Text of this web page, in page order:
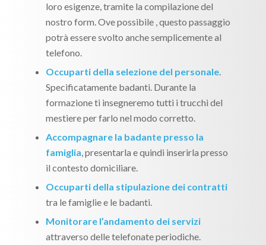
loro esigenze, tramite la compilazione del
nostro form. Ove possibile , questo passaggio
potrà essere svolto anche semplicemente al
telefono.
Occuparti della selezione del personale.
Specificatamente badanti. Durante la
formazione ti insegneremo tutti i trucchi del
mestiere per farlo nel modo corretto.
Accompagnare la badante presso la
famiglia, presentarla e quindi inserirla presso
il contesto domiciliare.
Occuparti della stipulazione dei contratti
tra le famiglie e le badanti.
Monitorare l’andamento dei servizi
attraverso delle telefonate periodiche.